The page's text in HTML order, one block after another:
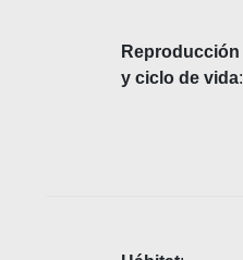
Reproducción
y ciclo de vida: